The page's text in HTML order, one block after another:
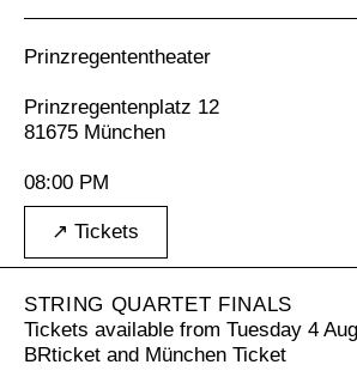
Prinzregententheater
Prinzregentenplatz 12
81675 München
08:00 PM
↗ Tickets
STRING QUARTET FINALS
Tickets available from Tuesday 4
BRticket and München Ticket